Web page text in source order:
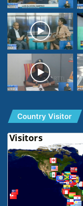
Country Visitor